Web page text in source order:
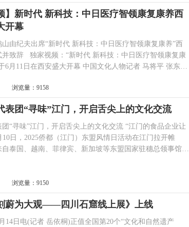
】新时代 新科技：中日医疗智领康复康养西
开幕
山由纪夫出席“新时代 新科技：中日医疗智领康复康养”西
：中日医疗智领康复康
安盛大开幕 中国文化人物记者 马将平 张东立
论坛由中国食品药品企业质量安全促进会、西安国医医院
化人物杂志社承办，中...
浏览量：9158
表团“寻味”江门，开启舌尖上的文化交流
“寻味”江门，开启舌尖上的文化交流 “江门的食品企业让
泰国、越南、菲律宾、新加坡等东盟国家驻穗总领事馆代
浏览量：9150
蔚为大观——四川石窟线上展》上线
14日电(记者 岳依桐)正值全国第20个“文化和自然遗产